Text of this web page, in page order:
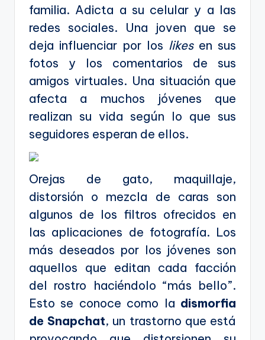
familia. Adicta a su celular y a las
redes sociales. Una joven que se
deja influenciar por los likesen sus
fotos y los comentarios de sus
amigos virtuales. Una situación que
afecta a muchos jóvenes que
realizan su vida según lo que sus
seguidores esperan de ellos.
Orejas de gato, maquillaje,
distorsión o mezcla de caras son
algunos de los filtros ofrecidos en
las aplicaciones de fotografía. Los
más deseados por los jóvenes son
aquellos que editan cada facción
del rostro haciéndolo “más bello”.
Esto se conoce como la dismorfia
de Snapchat, un trastorno que está